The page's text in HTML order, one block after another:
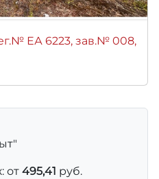
ЕА 6223, зав.№ 008,
от 495,41 руб.